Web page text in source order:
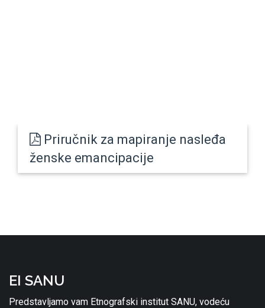
Priručnik za mapiranje nasleđa
ženske emancipacije
EI SANU
Predstavljamo vam Etnografski institut SANU, vodeću